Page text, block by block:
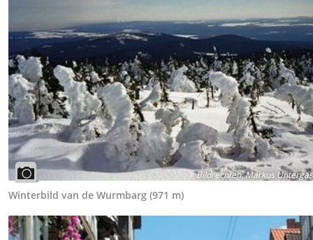
Bildrechten:Markus
Winterbild van de Wurmbarg (971 m)